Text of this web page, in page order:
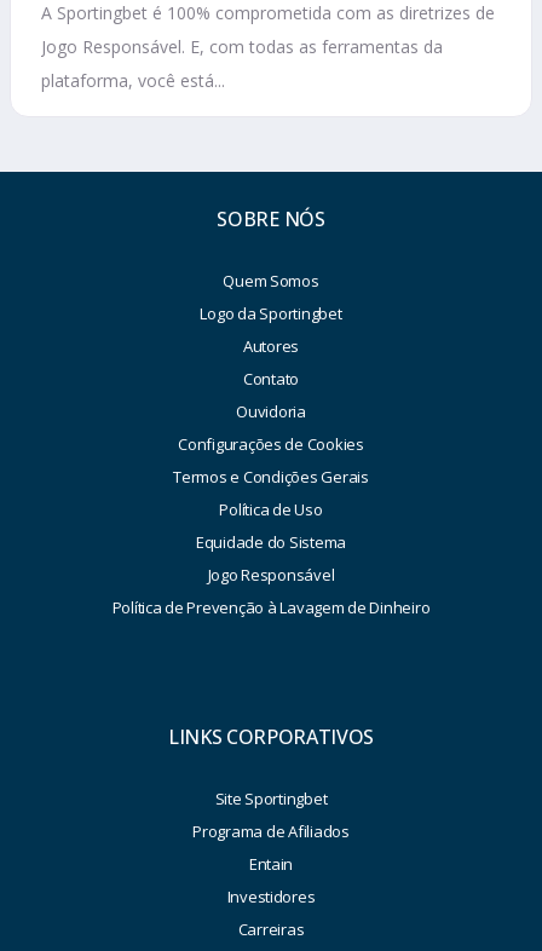
A Sportingbet é 100% comprometida com as diretrizes de
Jogo Responsável. E, com todas as ferramentas da
plataforma, você está...
SOBRE NÓS
Quem Somos
Logo da Sportingbet
Autores
Contato
Ouvidoria
Configurações de Cookies
Termos e Condições Gerais
Política de Uso
Equidade do Sistema
Jogo Responsável
Política de Prevenção à Lavagem de Dinheiro
LINKS CORPORATIVOS
Site Sportingbet
Programa de Afiliados
Entain
Investidores
Carreiras